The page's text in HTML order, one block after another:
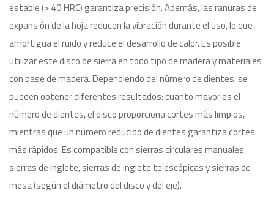
estable (> 40 HRC) garantiza precisión. Además, las ranuras de
expansión de la hoja reducen la vibración durante el uso, lo que
amortigua el ruido y reduce el desarrollo de calor. Es posible
utilizar este disco de sierra en todo tipo de madera y materiales
con base de madera. Dependiendo del número de dientes, se
pueden obtener diferentes resultados: cuanto mayor es el
número de dientes, el disco proporciona cortes más limpios,
mientras que un número reducido de dientes garantiza cortes
más rápidos. Es compatible con sierras circulares manuales,
sierras de inglete, sierras de inglete telescópicas y sierras de
mesa (según el diámetro del disco y del eje).